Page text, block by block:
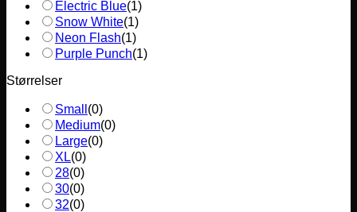
Electric Blue(1)
Snow White(1)
Neon Flash(1)
Purple Punch(1)
Størrelser
Small (0)
Medium(0)
Large(0)
XL(0)
28(0)
30(0)
32(0)